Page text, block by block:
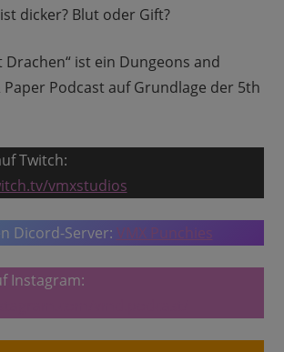
dicker? Blut oder Gift?
ist ein Dungeons and
Paper Podcast auf Grundlage der 5th
Twitch:
vmxstudios
Dicord-Server: VMX Punchies
Instagram: